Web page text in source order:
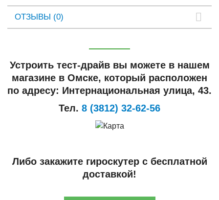
ОТЗЫВЫ (0)
Устроить тест-драйв вы можете в нашем
магазине в Омске, который расположен
по адресу: Интернациональная улица, 43.
Тел. 8 (3812) 32-62-56
Либо закажите гироскутер с бесплатной
доставкой!